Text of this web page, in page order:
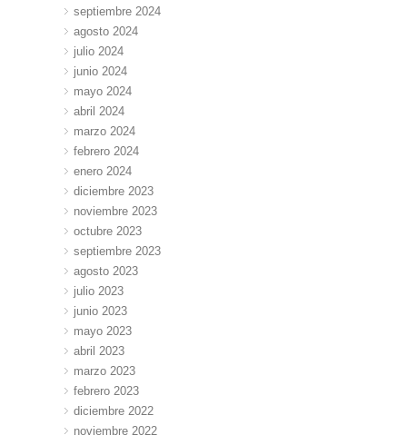
septiembre 2024
agosto 2024
julio 2024
junio 2024
mayo 2024
abril 2024
marzo 2024
febrero 2024
enero 2024
diciembre 2023
noviembre 2023
octubre 2023
septiembre 2023
agosto 2023
julio 2023
junio 2023
mayo 2023
abril 2023
marzo 2023
febrero 2023
diciembre 2022
noviembre 2022